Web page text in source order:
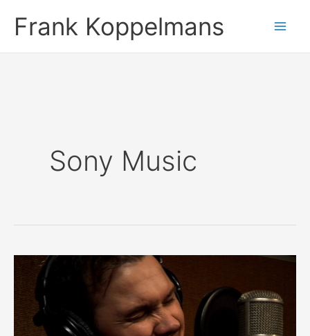
naar
de
Frank Koppelmans
Sony Music